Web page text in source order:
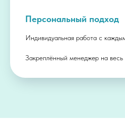
Персональный подход
Индивидуальная работа с
Закреплённый менеджер на весь